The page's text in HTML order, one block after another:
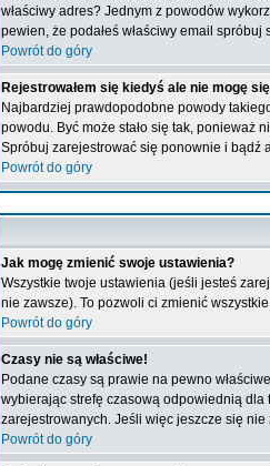
właściwy adres? Jednym z powodów
pewien, że podałeś właściwy email
Powrót do góry
Rejestrowałem się kiedyś ale nie mogę
Najbardziej prawdopodobne powody
powodu. Być może stało się tak, ponieważ
Spróbuj zarejestrować się ponownie i bądź
Powrót do góry
Jak mogę zmienić swoje ustawienia?
Wszystkie twoje ustawienia (jeśli jesteś
nie zawsze). To pozwoli ci zmienić
Powrót do góry
Czasy nie są właściwe!
Podane czasy są prawie na pewno
wybierając strefę czasową odpowiednią
zarejestrowanych. Jeśli więc jeszcze się
Powrót do góry